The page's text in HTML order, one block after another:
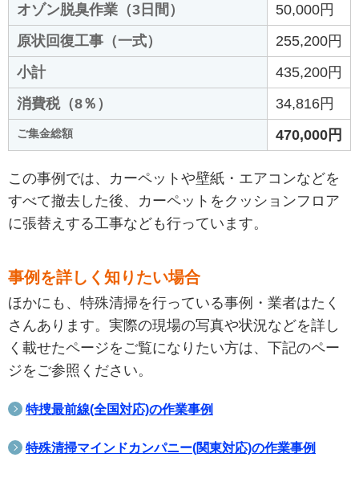
オゾン脱臭作業（3日間）
50,000円
原状回復工事（一式）
255,200円
小計
435,200円
消費税（8％）
34,816円
ご集金総額 470,000円
この事例では、カーペットや壁紙・エアコンなどを
すべて撤去した後、カーペットをクッションフロア
に張替えする工事なども行っています。
事例を詳しく知りたい場合
ほかにも、特殊清掃を行っている事例・業者はたく
さんあります。実際の現場の写真や状況などを詳し
く載せたページをご覧になりたい方は、下記のペー
ジをご参照ください。
特捜最前線(全国対応)の作業事例
特殊清掃マインドカンパニー(関東対応)の作業事例